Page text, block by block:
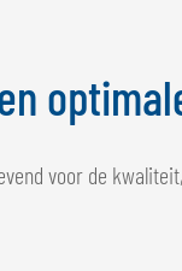
voor de